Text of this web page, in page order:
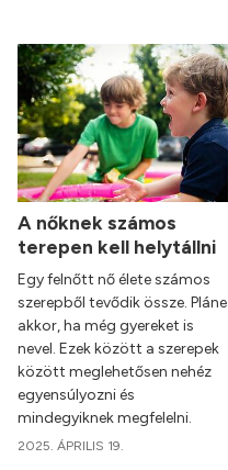
A nőknek számos
terepen kell helytállni
Egy felnőtt nő élete számos
szerepből tevődik össze. Pláne
akkor, ha még gyereket is
nevel. Ezek között a szerepek
között meglehetősen nehéz
egyensúlyozni és
mindegyiknek megfelelni.
2025. ÁPRILIS 19.